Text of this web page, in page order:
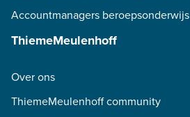
Accountmanagers beroepsonderwijs
ThiemeMeulenhoff
Over ons
ThiemeMeulenhoff community